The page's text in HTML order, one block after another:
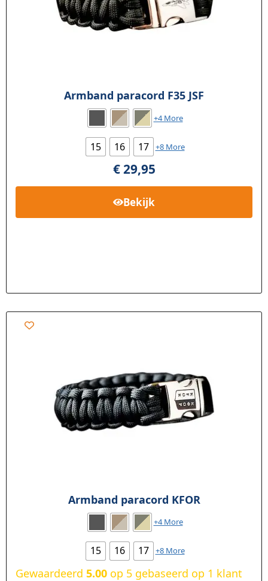
Armband paracord F35 JSF
+4 More
15 16 17 +8 More
€29,95
Bekijk
Armband paracord KFOR
+4 More
15 16 17 +8 More
Gewaardeerd 5.00 op 5 gebaseerd op 1 klant